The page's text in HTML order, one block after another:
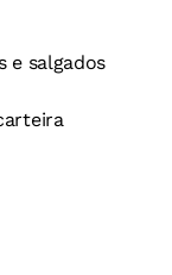
e salgados